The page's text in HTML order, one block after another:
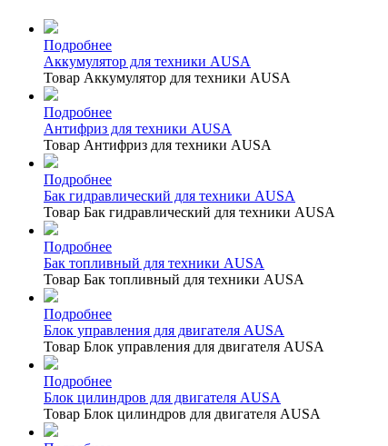
Подробнее
Аккумулятор для техники AUSA
Товар Аккумулятор для техники AUSA
Подробнее
Антифриз для техники AUSA
Товар Антифриз для техники AUSA
Подробнее
Бак гидравлический для техники AUSA
Товар Бак гидравлический для техники AUSA
Подробнее
Бак топливный для техники AUSA
Товар Бак топливный для техники AUSA
Подробнее
Блок управления для двигателя AUSA
Товар Блок управления для двигателя AUSA
Подробнее
Блок цилиндров для двигателя AUSA
Товар Блок цилиндров для двигателя AUSA